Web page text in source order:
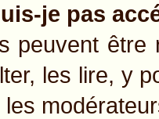
je pas
peuvent
les lire, y